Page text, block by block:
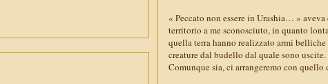
« Peccato non essere in Urashia… »
territorio a me sconosciuto, in quanto
quella terra hanno realizzato armi
creature dal budello dal quale sono
Comunque sia, ci arrangeremo con quello